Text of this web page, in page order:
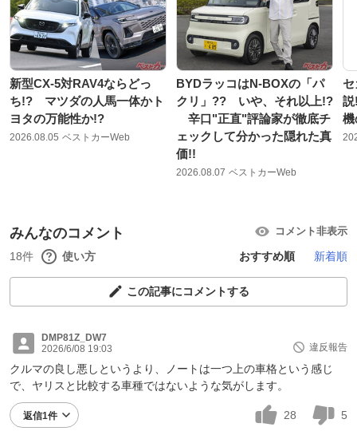
新型CX-5対RAV4ならどっ
ち!? マツダの人馬一体かト
ヨタの万能性か!?
2026.08.05 ベストカーWeb
BYDラッコはN-BOXの「パ
クリ」?? いや、それ以上!?
辛口"正直"評論家が徹底チ
ェックして分かった隠れた真
価!!
2026.08.07 ベストカーWeb
みんなのコメント コメント非表示
18件 使い方 おすすめ順 新着順
この記事にコメントする
DMP81Z_DW7
2026/6/08 19:03
違反報告
クルマの良し悪しというより、ノートは一つ上の車格という感じ
で、ヤリスと比較する車種ではないような気がします。
返信1件 28 5